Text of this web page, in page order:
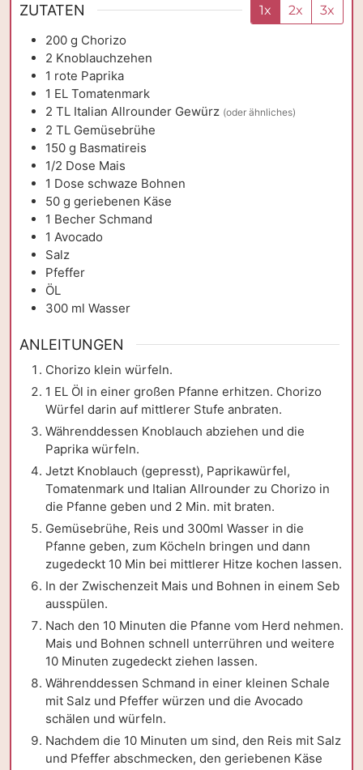
ZUTATEN 1x 2x
3x
200 g Chorizo
2 Knoblauchzehen
1 rote Paprika
1 EL Tomatenmark
2 TL Italian Allrounder Gewürz (oder ähnliches)
2 TL Gemüsebrühe
150 g Basmatireis
1/2 Dose Mais
1 Dose schwaze Bohnen
50 g geriebenen Käse
1 Becher Schmand
1 Avocado
Salz
Pfeffer
ÖL
300 ml Wasser
ANLEITUNGEN
Chorizo klein würfeln.
1 EL Öl in einer großen Pfanne erhitzen. Chorizo
Würfel darin auf mittlerer Stufe anbraten.
Währenddessen Knoblauch abziehen und die
Paprika würfeln.
Jetzt Knoblauch (gepresst), Paprikawürfel,
Tomatenmark und Italian Allrounder zu Chorizo in
die Pfanne geben und 2 Min. mit braten.
Gemüsebrühe, Reis und 300ml Wasser in die
Pfanne geben, zum Köcheln bringen und dann
zugedeckt 10 Min bei mittlerer Hitze kochen lassen.
In der Zwischenzeit Mais und Bohnen in einem Seb
ausspülen.
Nach den 10 Minuten die Pfanne vom Herd nehmen.
Mais und Bohnen schnell unterrühren und weitere
10 Minuten zugedeckt ziehen lassen.
Währenddessen Schmand in einer kleinen Schale
mit Salz und Pfeffer würzen und die Avocado
schälen und würfeln.
Nachdem die 10 Minuten um sind, den Reis mit Salz
und Pfeffer abschmecken, den geriebenen Käse